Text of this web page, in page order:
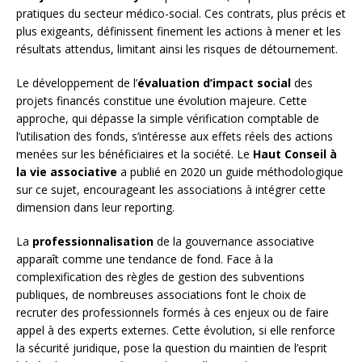
pratiques du secteur médico-social. Ces contrats, plus précis et
plus exigeants, définissent finement les actions à mener et les
résultats attendus, limitant ainsi les risques de détournement.
Le développement de l’évaluation d’impact social des
projets financés constitue une évolution majeure. Cette
approche, qui dépasse la simple vérification comptable de
l’utilisation des fonds, s’intéresse aux effets réels des actions
menées sur les bénéficiaires et la société. Le Haut Conseil à
la vie associative a publié en 2020 un guide méthodologique
sur ce sujet, encourageant les associations à intégrer cette
dimension dans leur reporting.
La professionnalisation de la gouvernance associative
apparaît comme une tendance de fond. Face à la
complexification des règles de gestion des subventions
publiques, de nombreuses associations font le choix de
recruter des professionnels formés à ces enjeux ou de faire
appel à des experts externes. Cette évolution, si elle renforce
la sécurité juridique, pose la question du maintien de l’esprit